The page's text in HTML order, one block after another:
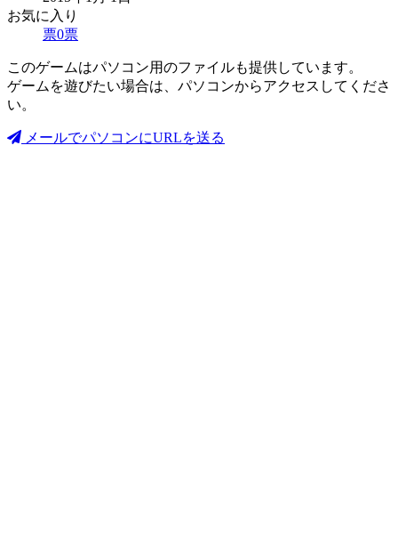
お気に入り
票0票
このゲームはパソコン用のファイルも提供しています。
ゲームを遊びたい場合は、パソコンからアクセスしてくださ
い。
メールでパソコンにURLを送る